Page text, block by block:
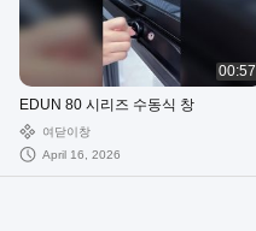
00:57
EDUN 80 시리즈 수동식 창
여닫이창
April 16, 2026